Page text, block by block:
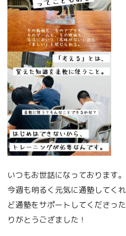
いつもお世話になっております
今週も明るく元気に通塾してく
ど通塾をサポートしてくださっ
りがとうござました！